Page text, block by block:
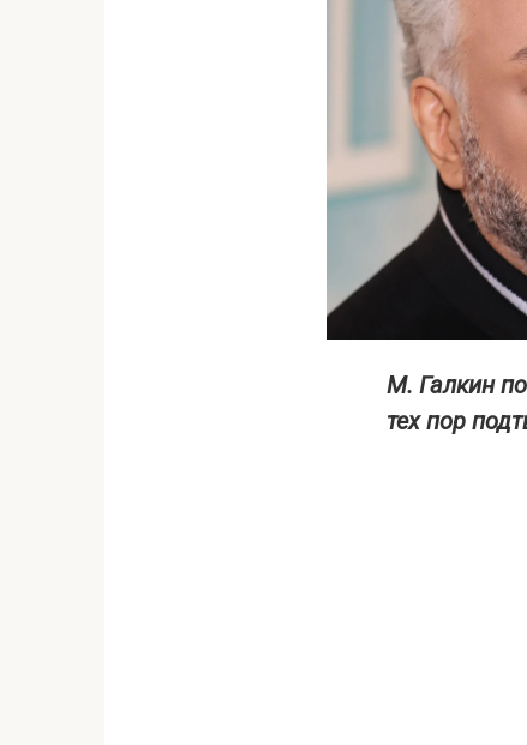
М. Галкин
тех пор